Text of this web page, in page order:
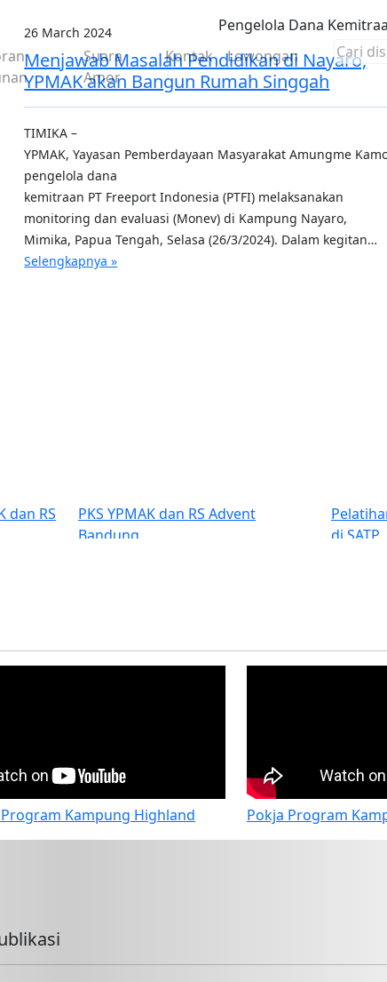
Pengelola Dana
Suara
Amor
Kontak Lowongan
26 March 2024
Menjawab Masalah Pendidikan di Nayaro,
YPMAK akan Bangun Rumah Singgah
TIMIKA –
YPMAK, Yayasan Pemberdayaan Masyarakat Amungme
pengelola dana
kemitraan PT Freeport Indonesia (PTFI) melaksanakan
monitoring dan evaluasi (Monev) di Kampung Nayaro,
Mimika, Papua Tengah, Selasa (26/3/2024). Dalam kegitan…
Selengkapnya »
dan RS
PKS YPMAK dan RS Advent
Bandung
di SATP
Kampung Highland
Pokja Program